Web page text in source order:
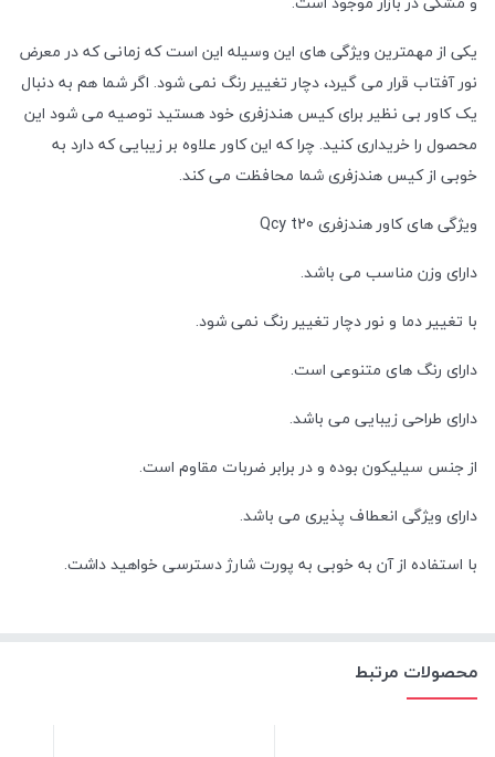
یکی از مهمترین ویژگی های این وسیله این است که زمانی که در معرض
نور آفتاب قرار می گیرد، دچار تغییر رنگ نمی شود. اگر شما هم به دنبال
یک کاور بی نظیر برای کیس هندزفری خود هستید توصیه می شود این
محصول را خریداری کنید. چرا که این کاور علاوه بر زیبایی که دارد به
خوبی از کیس هندزفری شما محافظت می کند.
ویژگی های کاور هندزفری Qcy t20
دارای وزن مناسب می باشد.
با تغییر دما و نور دچار تغییر رنگ نمی شود.
دارای رنگ های متنوعی است.
دارای طراحی زیبایی می باشد.
از جنس سیلیکون بوده و در برابر ضربات مقاوم است.
دارای ویژگی انعطاف پذیری می باشد.
با استفاده از آن به خوبی به پورت شارژ دسترسی خواهید داشت.
محصولات مرتبط